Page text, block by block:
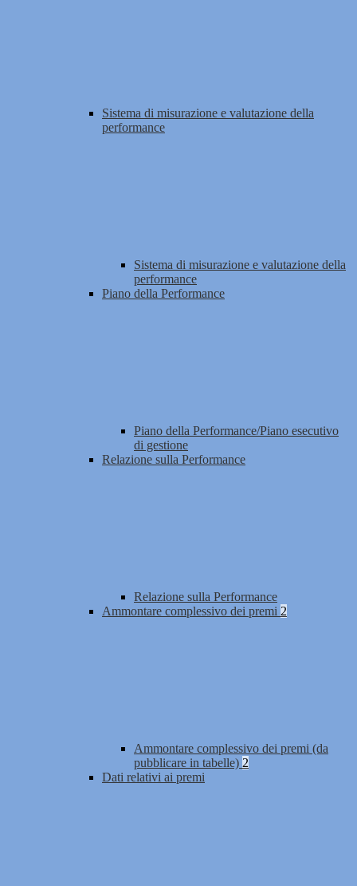
Sistema di misurazione e valutazione della
performance
Sistema di misurazione e valutazione della
performance
Piano della Performance
Piano della Performance/Piano esecutivo
di gestione
Relazione sulla Performance
Relazione sulla Performance
Ammontare complessivo dei premi 2
Ammontare complessivo dei premi (da
pubblicare in tabelle) 2
Dati relativi ai premi